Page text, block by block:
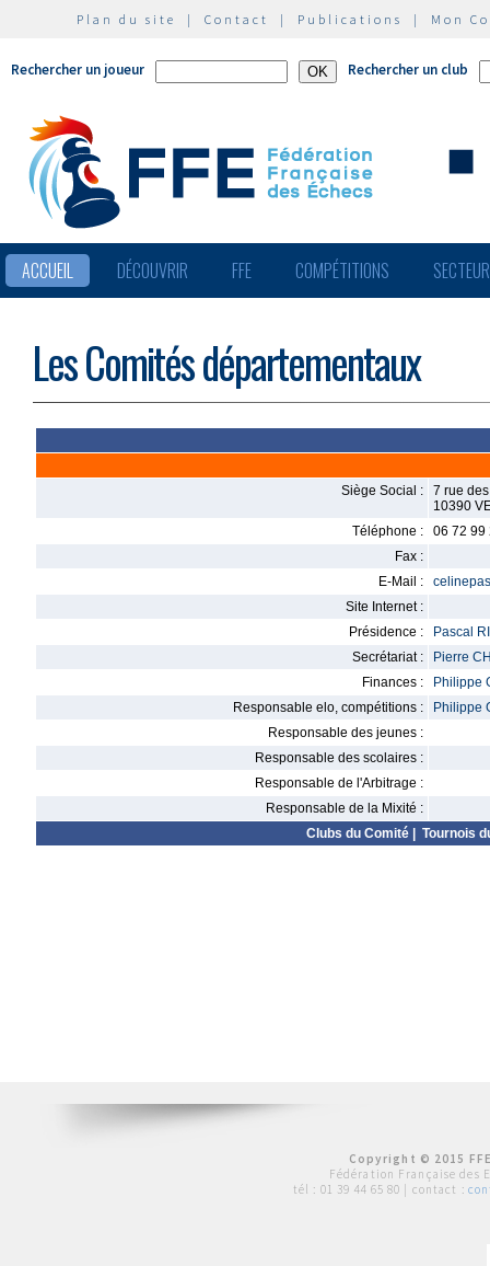
Plan du site | Contact | Publications | Mon
Rechercher un joueur Rechercher un club
ACCUEIL DÉCOUVRIR FFE COMPÉTITIONS
Les Comités départementaux
Siège Social :
7 rue
10390
Téléphone :
06 72 99
Fax :
E-Mail :
Site Internet :
Présidence :
Pascal
Secrétariat :
Pierre
Finances :
Philippe
Responsable elo, compétitions :
Philippe
Responsable des jeunes :
Responsable des scolaires :
Responsable de l'Arbitrage :
Responsable de la Mixité :
Clubs du Comité| Tournois
Copyright © 2015
Fédération Française des
tél : 01 39 44 65 80 | contact :